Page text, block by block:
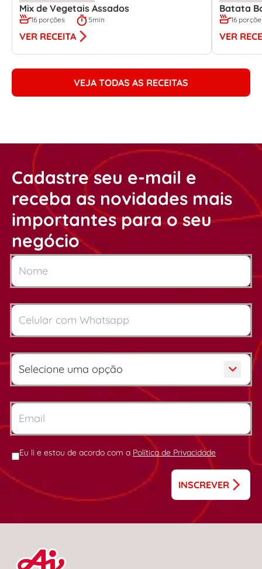
Mix de Vegetais Assados
16 porções 5min
VER RECEITA
Batata
16
VER
VEJA TODAS AS RECEITAS
Cadastre seu e-mail e
receba as novidades mais
importantes para o seu
negócio
Eu li e estou de acordo com a Política de Privacidade
INSCREVER